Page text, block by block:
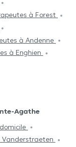
à Forest
à Andenne
à Enghien
Agathe
Vanderstraeten